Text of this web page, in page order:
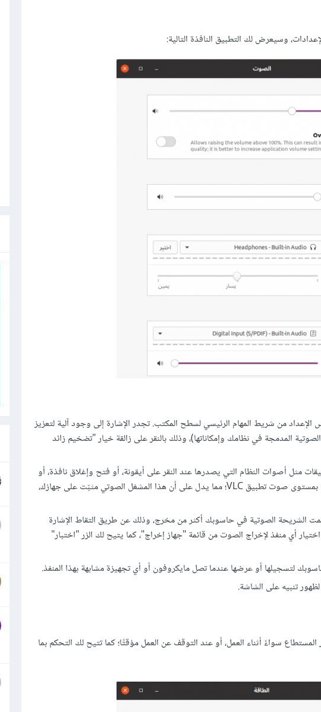
وسيعرض لك التطبيق النافذة التالية:
من شريط المهام الرئيسي لسطح المكتب. تجدر اﻹشارة إلى وجود آلية لتعزيز
100% (يتعلق اﻷمر بالشريحة الصوتية المدمجة في نظامك وإمكاناتها)، وذلك بالنقر على زالقة خيار "تضخيم زائد
أصوات النظام التي يصدرها عند النقر على أيقونة، أو فتح وإغلاق نافذة، أو
التنبيهات الصوتية أو لبعض المشغلات الصوتية (لاحظ وجود زالقة للتحكم بمستوى صوت تطبيق VLC؛ مما يدل على أن هذا المشغل الصوتي مثبّت على جهازك،
الشريحة الصوتية في حاسوبك أكثر من مخرج، وذلك عن طريق التقاط الإشارة
أي منفذ لإخراج الصوت من قائمة "جهاز إخراج"، كما يتيح لك الزر "اختبار"
لتسجيلها أو عرضها عندما تصل مايكروفون أو أي تجهيزة مشابهة بهذا المنفذ.
تنبيه على الشاشة.
سواءً أثناء العمل، أو عند التوقف عن العمل مؤقتًا؛ كما تتيح لك التحكم بما